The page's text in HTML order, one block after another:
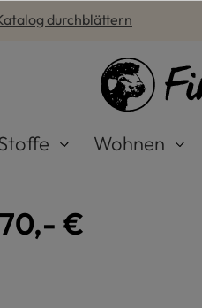
durchblättern
Wohnen
€